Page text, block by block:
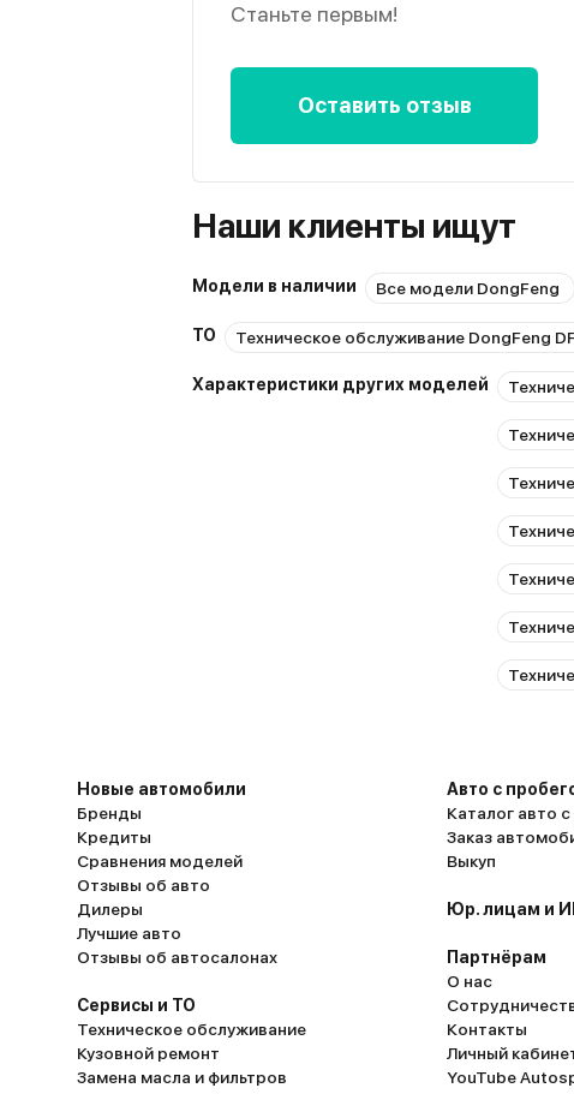
Станьте первым!
Оставить отзыв
Наши клиенты ищут
Модели в наличии Все модели DongFeng
ТО Техническое обслуживание DongFeng
Характеристики других моделей
Новые автомобили
Бренды
Кредиты
Сравнения моделей
Отзывы об авто
Дилеры
Лучшие авто
Отзывы об автосалонах
Сервисы и ТО
Техническое обслуживание
Кузовной ремонт
Замена масла и фильтров
Авто с
Каталог авто
Заказ
Выкуп
Юр. лицам и
Партнёрам
О нас
Контакты
Личный
YouTube